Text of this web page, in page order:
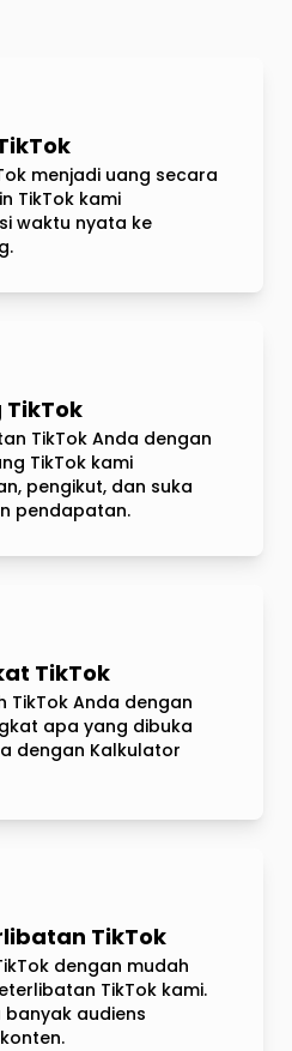
menjadi uang secara
TikTok kami
waktu nyata ke
TikTok Anda dengan
TikTok kami
pengikut, dan suka
pendapatan.
TikTok
TikTok Anda dengan
apa yang dibuka
dengan Kalkulator
TikTok
dengan mudah
TikTok kami.
audiens